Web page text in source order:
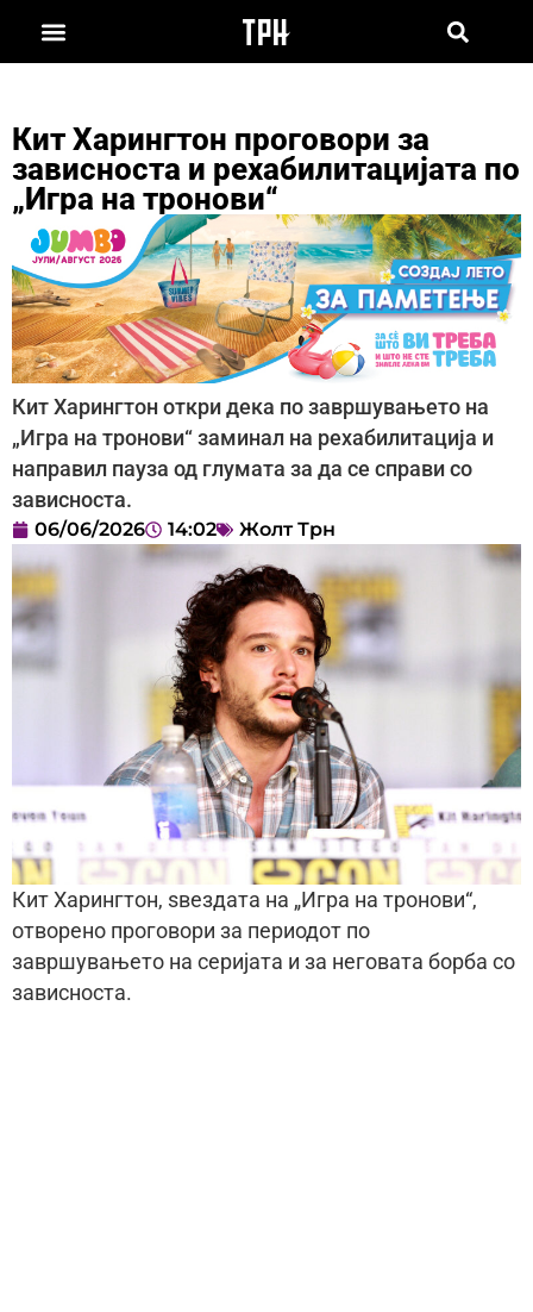
Кит Харингтон проговори за
зависноста и рехабилитацијата по
„Игра на тронови“
Кит Харингтон откри дека по завршувањето на
„Игра на тронови“ заминал на рехабилитација и
направил пауза од глумата за да се справи со
зависноста.
06/06/2026 14:02 Жолт Трн
Кит Харингтон, ѕвездата на „Игра на тронови“,
отворено проговори за периодот по
завршувањето на серијата и за неговата борба со
зависноста.